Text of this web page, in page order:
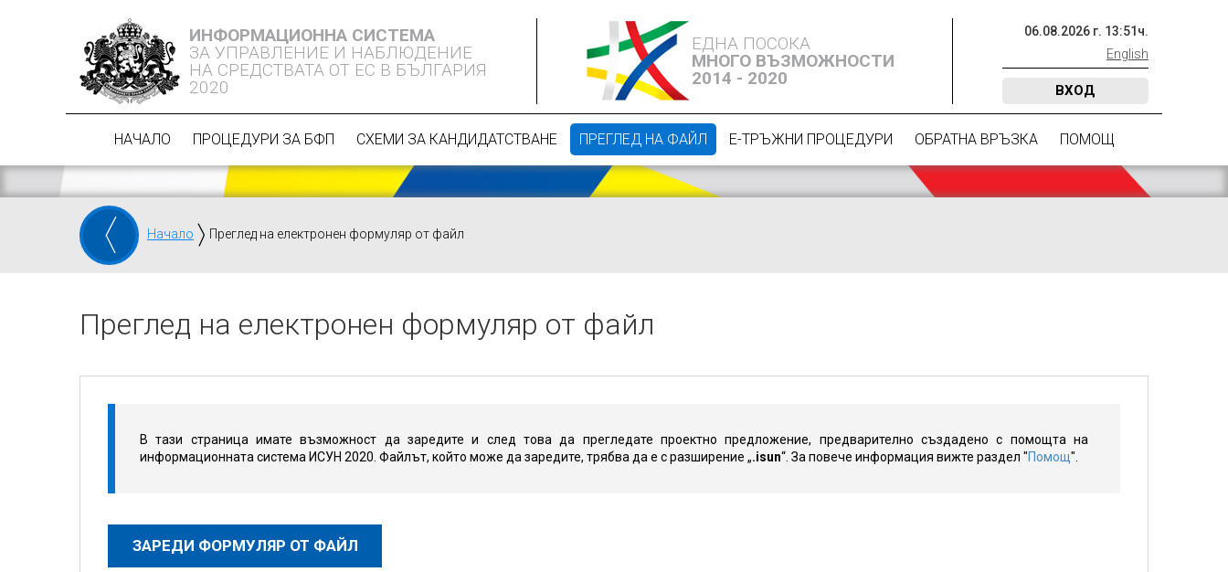
ИНФОРМАЦИОННА СИСТЕМА
ЗА УПРАВЛЕНИЕ И НАБЛЮДЕНИЕ
НА СРЕДСТВАТА ОТ ЕС В БЪЛГАРИЯ
2020
ЕДНА ПОСОКА
МНОГО ВЪЗМОЖНОСТИ
2014 - 2020
06.08.2026 г. 13:51 ч.
English
ВХОД
НАЧАЛО ПРОЦЕДУРИ ЗА БФП СХЕМИ ЗА КАНДИДАТСТВАНЕ ПРЕГЛЕД НА ФАЙЛ Е-ТРЪЖНИ ПРОЦЕДУРИ ОБРАТНА ВРЪЗКА ПОМОЩ
Начало Преглед на електронен формуляр от файл
Преглед на електронен формуляр от файл
В тази страница имате възможност да заредите и след това да прегледате проектно предложение, предварително създадено с помощта на
информационната система ИСУН 2020. Файлът, който може да заредите, трябва да е с разширение „.isun“. За повече информация вижте раздел "Помощ".
ЗАРЕДИ ФОРМУЛЯР ОТ ФАЙЛ